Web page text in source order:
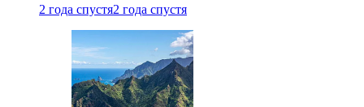
2 года спустя2 года спустя